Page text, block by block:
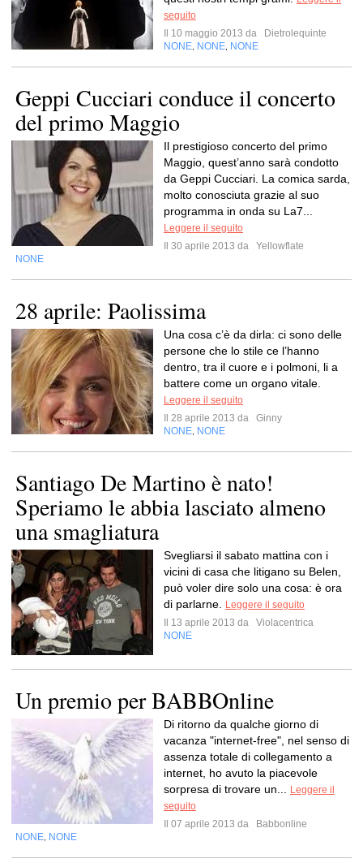
seguito
Il 10 maggio 2013 da
Dietrolequinte
NONE NONE NONE
Geppi Cucciari conduce il concerto
del primo Maggio
Il prestigioso concerto del primo
Maggio, quest’anno sarà condotto
da Geppi Cucciari. La comica sarda,
molto conosciuta grazie al suo
programma in onda su La7...
Leggere il seguito
Il 30 aprile 2013 da
Yellowflate
NONE
28 aprile: Paolissima
Una cosa c’è da dirla: ci sono delle
persone che lo stile ce l’hanno
dentro, tra il cuore e i polmoni, li a
battere come un organo vitale.
Leggere il seguito
Il 28 aprile 2013 da
Ginny
NONE NONE
Santiago De Martino è nato!
Speriamo le abbia lasciato almeno
una smagliatura
Svegliarsi il sabato mattina con i
vicini di casa che litigano su Belen,
può voler dire solo una cosa: è ora
di parlarne.
Leggere il seguito
Il 13 aprile 2013 da
Violacentrica
NONE
Un premio per BABBOnline
Di ritorno da qualche giorno di
vacanza "internet-free", nel senso di
assenza totale di collegamento a
internet, ho avuto la piacevole
sorpresa di trovare un...
Leggere il
seguito
Il 07 aprile 2013 da
Babbonline
NONE NONE